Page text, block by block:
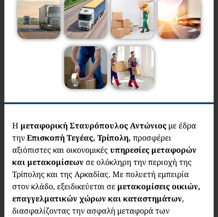
Η μεταφορική Σταυρόπουλος Αντώνιος με έδρα
τηνΕπισκοπή Τεγέας, Τρίπολη, προσφέρει
αξιόπιστες και οικονομικές υπηρεσίες μεταφορών
και μετακομίσεων σε ολόκληρη την περιοχή της
Τρίπολης και της Αρκαδίας. Με πολυετή εμπειρία
στον κλάδο, εξειδικεύεται σεμετακομίσεις οικιών,
επαγγελματικών χώρων και καταστημάτων,
διασφαλίζοντας την ασφαλή μεταφορά των